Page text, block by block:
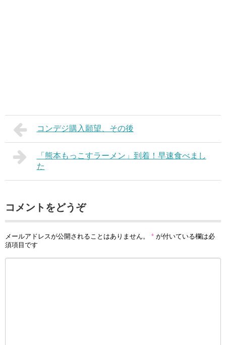
コンデジ購入願望、その後
「熊本もっこすラーメン」到着！早速食べまし
た
コメントをどうぞ
メールアドレスが公開されることはありません。 * が付いている欄は必
須項目です